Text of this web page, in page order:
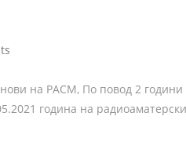
на РАСМ, По повод 2 години
година на